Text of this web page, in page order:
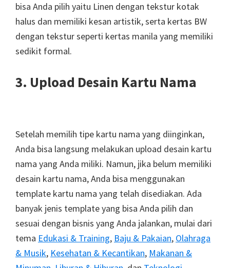
bisa Anda pilih yaitu Linen dengan tekstur kotak
halus dan memiliki kesan artistik, serta kertas BW
dengan tekstur seperti kertas manila yang memiliki
sedikit formal.
3. Upload Desain Kartu Nama
Setelah memilih tipe kartu nama yang diinginkan,
Anda bisa langsung melakukan upload desain kartu
nama yang Anda miliki. Namun, jika belum memiliki
desain kartu nama, Anda bisa menggunakan
template kartu nama yang telah disediakan. Ada
banyak jenis template yang bisa Anda pilih dan
sesuai dengan bisnis yang Anda jalankan, mulai dari
tema Edukasi & Training, Baju & Pakaian, Olahraga
& Musik, Kesehatan & Kecantikan, Makanan &